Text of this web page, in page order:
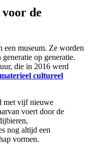
de
een museum. Ze worden
op generatie.
die in 2016 werd
cultureel
met vijf nieuwe
voert door de
nog altijd een
vormen.